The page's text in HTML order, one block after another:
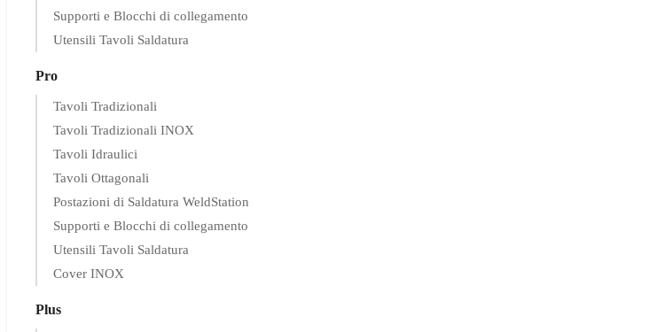
Supporti e Blocchi di collegamento
Utensili Tavoli Saldatura
Pro
Tavoli Tradizionali
Tavoli Tradizionali INOX
Tavoli Idraulici
Tavoli Ottagonali
Postazioni di Saldatura WeldStation
Supporti e Blocchi di collegamento
Utensili Tavoli Saldatura
Cover INOX
Plus